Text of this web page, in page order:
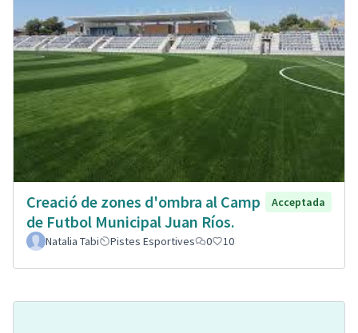
Creació de zones d'ombra al Camp
de Futbol Municipal Juan Ríos.
Acceptada
Natalia Tabi Pistes Esportives 0 10